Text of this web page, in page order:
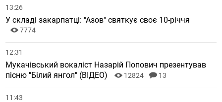
13:26
У складі закарпатці: "Азов" святкує своє 10-річчя
7774
12:31
Мукачівський вокаліст Назарій Попович презентував
пісню "Білий янгол" (ВІДЕО)
12824 13
11:43